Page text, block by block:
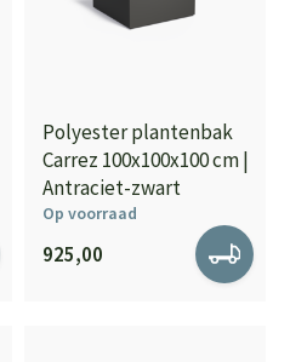
Polyester plantenbak
Carrez 100x100x100 cm |
Antraciet-zwart
Op voorraad
925,00